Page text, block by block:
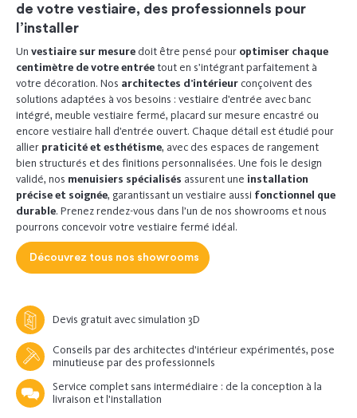
de votre vestiaire, des professionnels pour
l’installer
Un vestiaire sur mesure doit être pensé pour optimiser chaque
centimètre de votre entréetout en s’intégrant parfaitement à
votre décoration. Nos architectes d’intérieur conçoivent des
solutions adaptées à vos besoins : vestiaire d’entrée avec banc
intégré, meuble vestiaire fermé, placard sur mesure encastré ou
encore vestiaire hall d’entrée ouvert. Chaque détail est étudié pour
allier praticité et esthétisme, avec des espaces de rangement
bien structurés et des finitions personnalisées. Une fois le design
validé, nos menuisiers spécialisés assurent une installation
précise et soignée, garantissant un vestiaire aussi fonctionnel que
durable. Prenez rendez-vous dans l’un de nos showrooms et nous
pourrons concevoir votre vestiaire fermé idéal.
Découvrez tous nos showrooms
Devis gratuit avec simulation 3D
Conseils par des architectes d'intérieur expérimentés, pose
minutieuse par des professionnels
Service complet sans intermédiaire : de la conception à la
livraison et l'installation